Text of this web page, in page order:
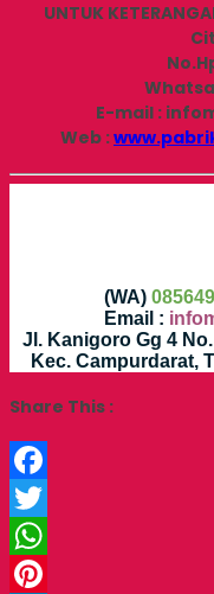
UNTUK
E-mail :
Web :
(WA)
Email :
Jl. Kanigoro Gg 4
Kec. Campurdarat,
Share This :
Facebook
Twitter
WhatsApp